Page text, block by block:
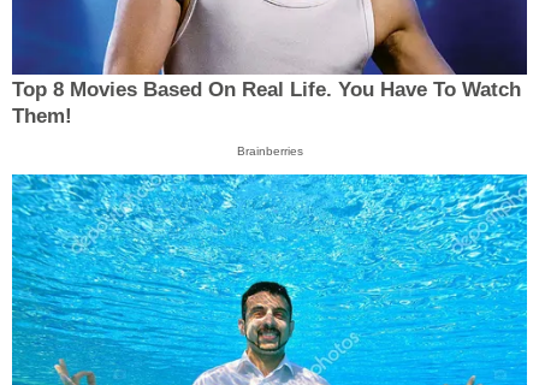
Top 8 Movies Based On Real Life. You Have To Watch
Them!
Brainberries